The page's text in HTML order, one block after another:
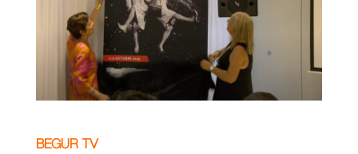
BEGUR TV